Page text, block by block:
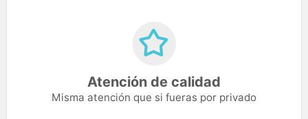
Atención de calidad
Misma atención que si fueras por privado